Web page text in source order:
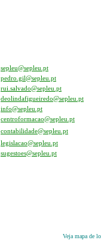
sepleu@sepleu.pt
pedro.gil@sepleu.pt
rui.salvado@sepleu.pt
deolindafigueiredo@sepleu.pt
info@sepleu.pt
centroformacao@sepleu.pt
contabilidade@sepleu.pt
legislacao@sepleu.pt
sugestoes@sepleu.pt
Veja mapa de